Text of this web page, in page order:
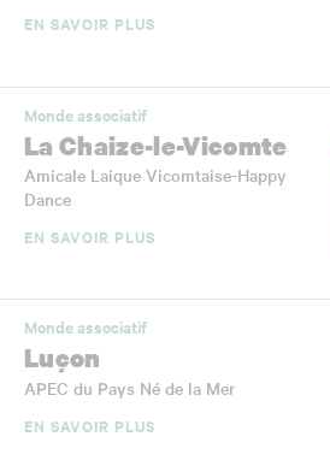
EN SAVOIR PLUS
Monde associatif
La Chaize-le-Vicomte
Amicale Laique Vicomtaise-Happy
Dance
EN SAVOIR PLUS
Monde associatif
Luçon
APEC du Pays Né de la Mer
EN SAVOIR PLUS